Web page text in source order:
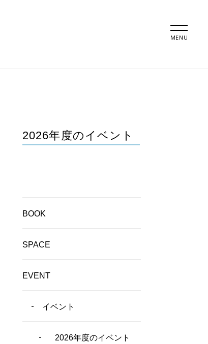
MENU
2026年度のイベント
BOOK
SPACE
EVENT
イベント
2026年度のイベント